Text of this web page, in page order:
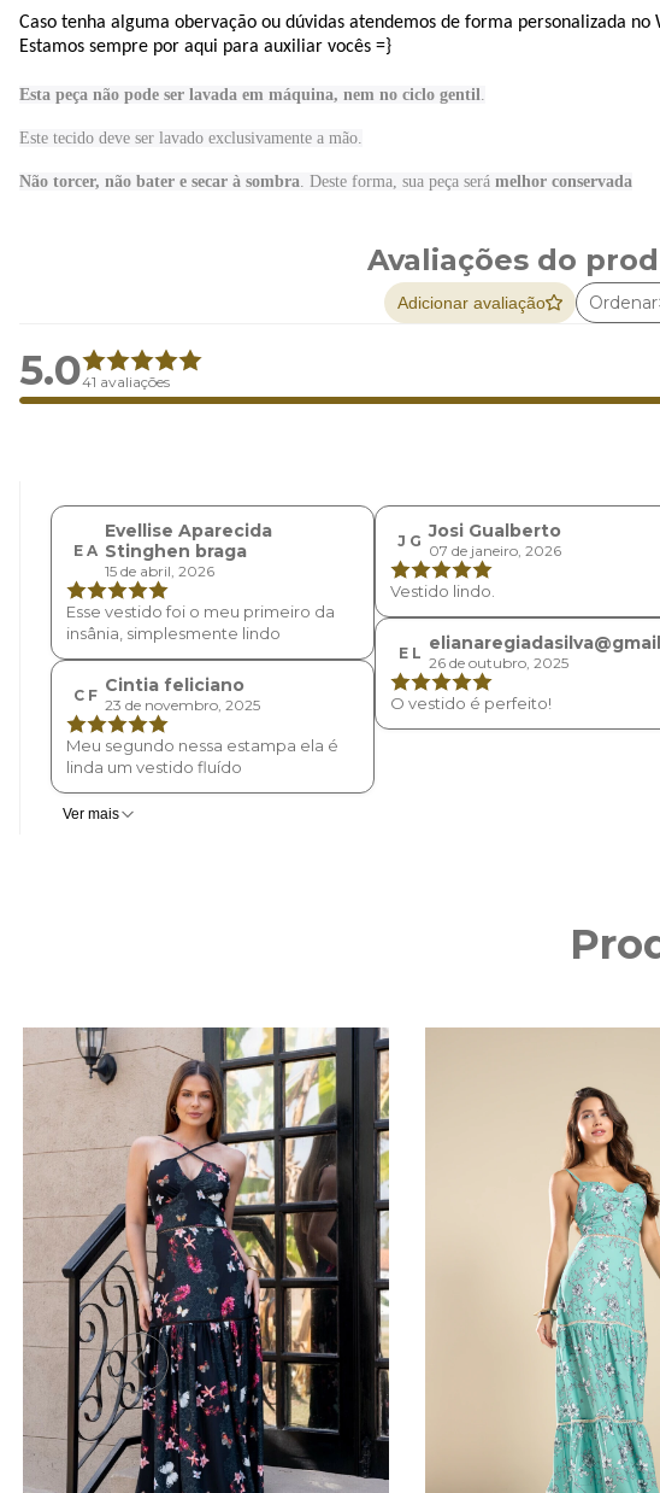
Caso tenha alguma obervação ou dúvidas atendemos de forma personalizada
Estamos sempre por aqui para auxiliar vocês =}
Esta peça não pode ser lavada em máquina, nem no ciclo gentil.
Este tecido deve ser lavado exclusivamente a mão.
Não torcer, não bater e secar à sombra. Deste forma, sua peça será melhor conservada
Avaliações do
Adicionar avaliação Ordenar
5.041 avaliações
E A
Evellise Aparecida
Stinghen braga
15 de abril, 2026
Esse vestido foi o meu primeiro da
insânia, simplesmente lindo
C F Cintia feliciano
23 de novembro, 2025
Meu segundo nessa estampa ela é
linda um vestido fluído
J G Josi Gualberto
07 de janeiro, 2026
Vestido lindo.
E L
26 de outubro, 2025
O vestido é perfeito!
Ver mais